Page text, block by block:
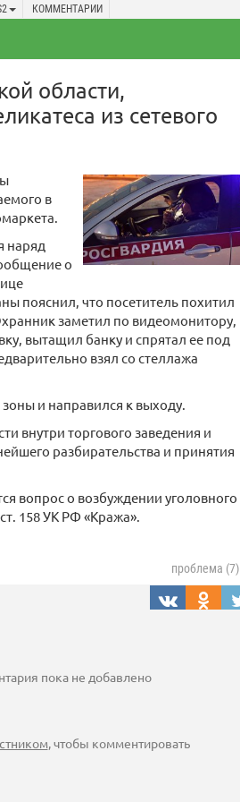
КОММЕНТАРИИ
области,
из сетевого
в
наряд
о
пояснил, что посетитель похитил
заметил по видеомонитору,
вытащил банку и спрятал ее под
взял со стеллажа
и направился к выходу.
внутри торгового заведения и
разбирательства и принятия
вопрос о возбуждении уголовного
158 УК РФ «Кража».
проблема (7)
пока не добавлено
, чтобы комментировать